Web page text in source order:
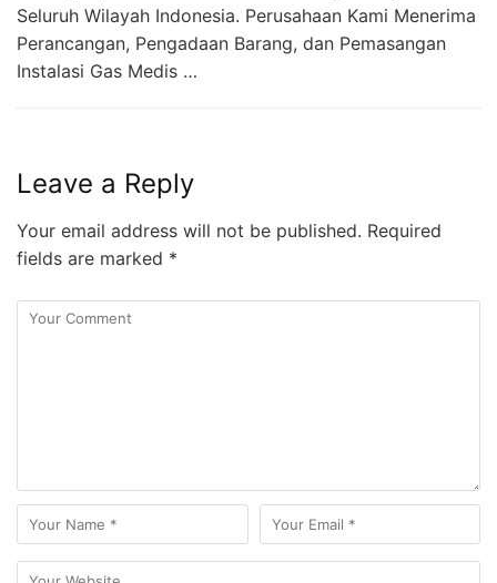
Seluruh Wilayah Indonesia. Perusahaan Kami Menerima
Perancangan, Pengadaan Barang, dan Pemasangan
Instalasi Gas Medis …
Leave a Reply
Your email address will not be published. Required
fields are marked *